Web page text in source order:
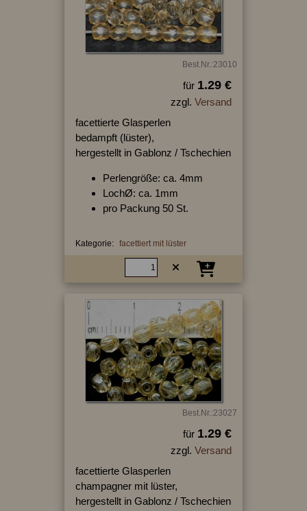
Best.Nr.:23010
für 1.29 €
zzgl. Versand
facettierte Glasperlen
bedampft (lüster),
hergestellt in Gablonz / Tschechien
Perlengröße: ca. 4mm
LochØ: ca. 1mm
pro Packung 50 St.
Kategorie: facettiert mit lüster
Best.Nr.:23027
für 1.29 €
zzgl. Versand
facettierte Glasperlen
champagner mit lüster,
hergestellt in Gablonz / Tschechien